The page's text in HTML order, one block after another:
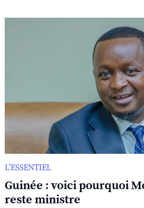
L’ESSENTIEL
Guinée : voici pourquoi
reste ministre